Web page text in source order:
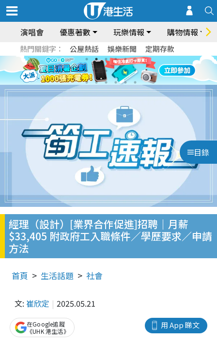
演唱會 優惠著數 玩樂情報 購物情報
熱門關鍵字： 公屋熱話 娛樂新聞 定期存款
目錄
經理（設計）[業界合作促進]招聘｜月薪
$33,405 附政府工入職條件／學歷要求／申請
方法
首頁 生活話題 社會
文: 崔欣定 2025.05.21
用 App 睇文
在Google追蹤
《UHK 港生活》